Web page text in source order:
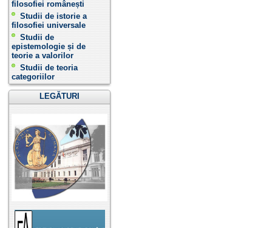
filosofiei românești
Studii de istorie a
filosofiei universale
Studii de
epistemologie și de
teorie a valorilor
Studii de teoria
categoriilor
LEGĂTURI